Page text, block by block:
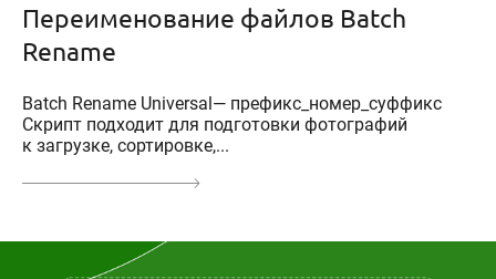
Переименование файлов Batch
Rename
Batch Rename Universal— префикс_номер_суффикс
Скрипт подходит для подготовки фотографий
к загрузке, сортировке,...